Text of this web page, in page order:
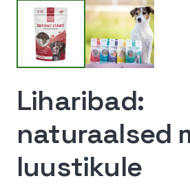
Liharibad:
naturaalsed
luustikule